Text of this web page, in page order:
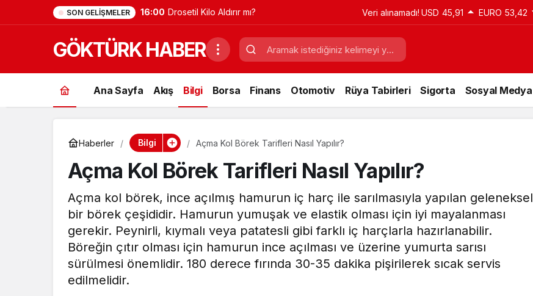
SON GELIŞMELER 16:00 Sulinex Kilo Aldırır mı? Veri alınamadı! USD 45,91 EURO 53,42
GÖKTÜRK HABER
Ana Sayfa Akış Bilgi Borsa Finans Otomotiv Rüya Tabirleri Sigorta Sosyal Medya
Haberler Bilgi Açma Kol Börek Tarifleri Nasıl Yapılır?
Açma Kol Börek Tarifleri Nasıl Yapılır?
Açma kol börek, ince açılmış hamurun iç harç ile sarılmasıyla yapılan geleneksel
bir börek çeşididir. Hamurun yumuşak ve elastik olması için iyi mayalanması
gerekir. Peynirli, kıymalı veya patatesli gibi farklı iç harçlarla hazırlanabilir.
Böreğin çıtır olması için hamurun ince açılması ve üzerine yumurta sarısı
sürülmesi önemlidir. 180 derece fırında 30-35 dakika pişirilerek sıcak servis
edilmelidir.